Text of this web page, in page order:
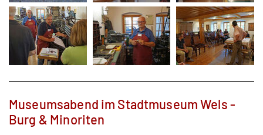
Museumsabend im Stadtmuseum Wels -
Burg & Minoriten